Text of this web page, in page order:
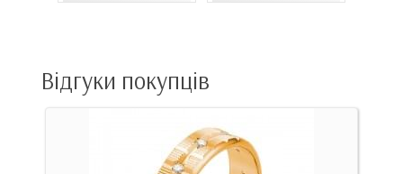
Відгуки покупців